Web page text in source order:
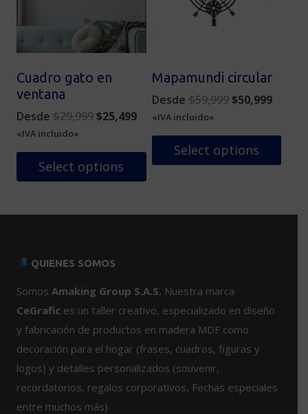
opciones
se
pueden
elegir
en
página
de
producto
elegir
la
página
de
producto
Cuadro gato en
ventana
Desde $29,999Original
was:
$29,999.
$25,499Current
price
is:
$25,499.
«IVA incluido»
Select options
variantes.
Las
opciones
se
elegir
en
la
página
de
Mapamundi circular
Desde $59,999 Original
was:
$59,999.
$50,999
is:
«IVA incluido»
Select options
se
elegir
en
la
página
de
QUIENES SOMOS
Somos Amaking Group S.A.S. Nuestra marca
CeGrafic es un taller creativo, especializado en diseño
y fabricación de productos en madera MDF como
decoración para el hogar (frases, cuadros, figuras y
logos) y detalles personalizados (souvenir,
recordatorios, regalos corporativos, Fechas especiales
entre muchos más)